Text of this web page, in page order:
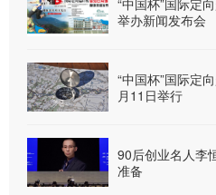
“中国杯”国际定
举办新闻发布会
“中国杯”国际定
月11日举行
90后创业名人李
准备